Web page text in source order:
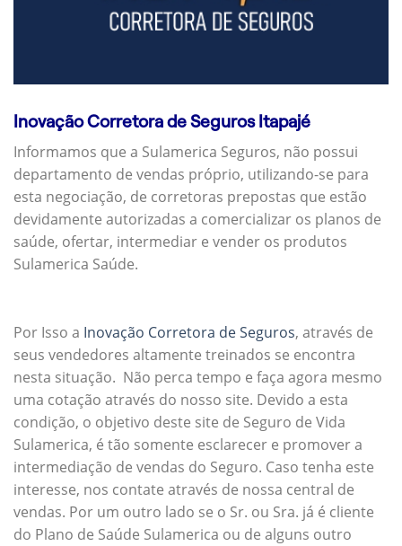
Inovação Corretora de Seguros Itapajé
Informamos que a Sulamerica Seguros, não possui
departamento de vendas próprio, utilizando-se para
esta negociação, de corretoras prepostas que estão
devidamente autorizadas a comercializar os planos de
saúde, ofertar, intermediar e vender os produtos
Sulamerica Saúde.
Por Isso a Inovação Corretora de Seguros, através de
seus vendedores altamente treinados se encontra
nesta situação. Não perca tempo e faça agora mesmo
uma cotação através do nosso site. Devido a esta
condição, o objetivo deste site de Seguro de Vida
Sulamerica, é tão somente esclarecer e promover a
intermediação de vendas do Seguro. Caso tenha este
interesse, nos contate através de nossa central de
vendas. Por um outro lado se o Sr. ou Sra. já é cliente
do Plano de Saúde Sulamerica ou de alguns outro